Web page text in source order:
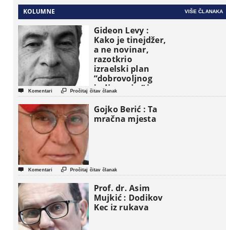
KOLUMNE VIŠE ČLANAKA
Gideon Levy :
Kako je tinejdžer,
a ne novinar,
razotkrio
izraelski plan
“dobrovoljnog
iseljavanja ” iz
Gaze
 Komentari  Pročitaj čitav članak
Gojko Berić : Ta
mračna mjesta
 Komentari  Pročitaj čitav članak
Prof. dr. Asim
Mujkić : Dodikov
Kec iz rukava